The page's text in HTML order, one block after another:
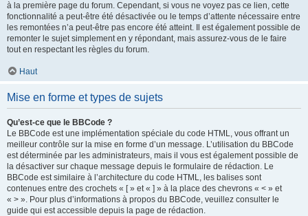
à la première page du forum. Cependant, si vous ne voyez pas ce lien, cette
fonctionnalité a peut-être été désactivée ou le temps d’attente nécessaire entre
les remontées n’a peut-être pas encore été atteint. Il est également possible de
remonter le sujet simplement en y répondant, mais assurez-vous de le faire
tout en respectant les règles du forum.
Haut
Mise en forme et types de sujets
Qu’est-ce que le BBCode ?
Le BBCode est une implémentation spéciale du code HTML, vous offrant un
meilleur contrôle sur la mise en forme d’un message. L’utilisation du BBCode
est déterminée par les administrateurs, mais il vous est également possible de
la désactiver sur chaque message depuis le formulaire de rédaction. Le
BBCode est similaire à l’architecture du code HTML, les balises sont
contenues entre des crochets « [ » et « ] » à la place des chevrons « < » et
« > ». Pour plus d’informations à propos du BBCode, veuillez consulter le
guide qui est accessible depuis la page de rédaction.